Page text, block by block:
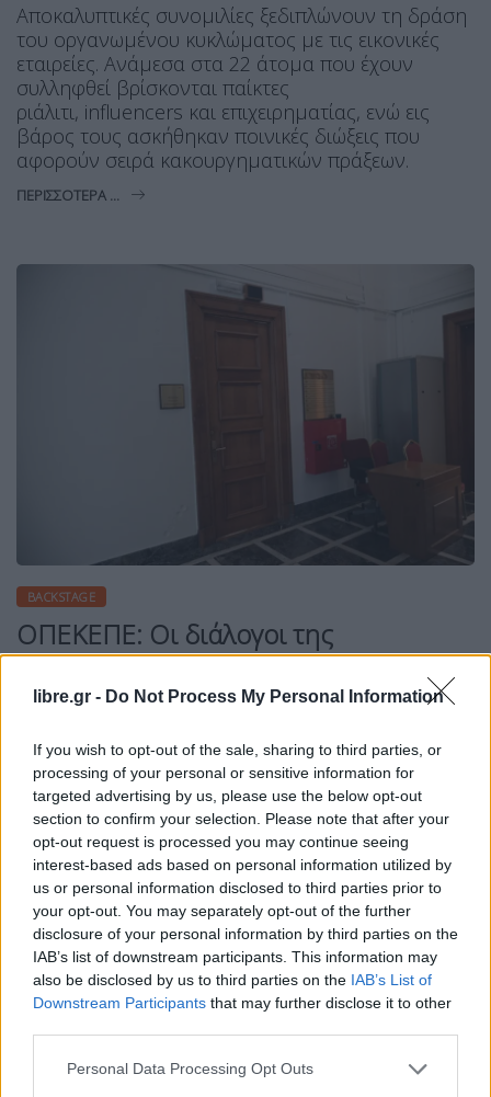
libre.gr - Do Not Process My Personal Information
If you wish to opt-out of the sale, sharing to third parties, or
processing of your personal or sensitive information for
targeted advertising by us, please use the below opt-out
section to confirm your selection. Please note that after your
opt-out request is processed you may continue seeing
interest-based ads based on personal information utilized by
us or personal information disclosed to third parties prior to
your opt-out. You may separately opt-out of the further
disclosure of your personal information by third parties on the
IAB’s list of downstream participants. This information may
also be disclosed by us to third parties on the IAB’s List of
Downstream Participants that may further disclose it to other
Personal Data Processing Opt Outs
Αποκαλυπτικές συνομιλίες ξεδιπλώνουν τη δράση
του οργανωμένου κυκλώματος με τις εικονικές
εταιρείες. Ανάμεσα στα 22 άτομα που έχουν
συλληφθεί βρίσκονται παίκτες
ριάλιτι, influencers και επιχειρηματίας, ενώ εις
βάρος τους ασκήθηκαν ποινικές διώξεις που
αφορούν σειρά κακουργηματικών πράξεων.
ΠΕΡΙΣΣΌΤΕΡΑ ...
BACKSTAGE
ΟΠΕΚΕΠΕ: Οι διάλογοι της
δικογραφίας που αποκαλύπτουν το
κύκλωμα των
Η Συντακτική ομάδα του Libre
26 Ιουνίου, 2025
Απίστευτοι διάλογοι που αποκαλύπτουν το σαθρό
κύκλωμα των παράνομων επιδοτήσεων αλλά και
το πελατειακό κράτος που λειτουργεί με
ρουσφέτια και πράξεις στο όριο της νομιμότητας
περιλαμβάνονται στη δικογραφία του Ευρωπαίου
Εισαγγελέα για το σκάνδαλο του ΟΠΕΚΕΠΕ. Όπως
κομμάτων, υπάρχουν τα […]